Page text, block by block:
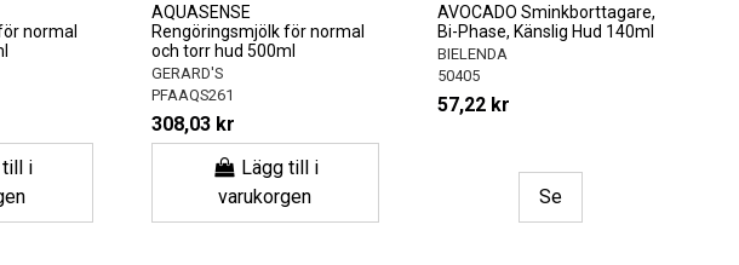
normal
till i
AQUASENSE
Rengöringsmjölk för normal
och torr hud 500ml
GERARD'S
PFAAQS261
308,03 kr
Lägg till i
varukorgen
AVOCADO Sminkborttagare,
Bi-Phase, Känslig Hud 140ml
BIELENDA
50405
57,22 kr
Se